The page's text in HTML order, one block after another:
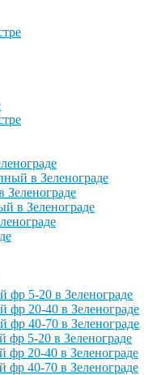
в Зеленограде
Зеленограде
в Зеленограде
фр 5-20 в Зеленограде
фр 20-40 в Зеленограде
фр 40-70 в Зеленограде
фр 5-20 в Зеленограде
20-40 в Зеленограде
40-70 в Зеленограде